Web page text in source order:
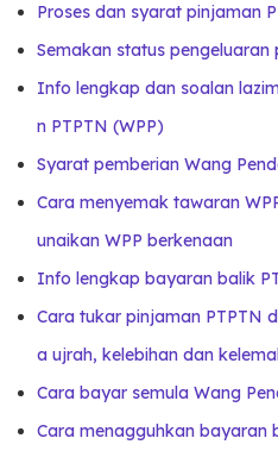
Proses dan syarat pinjaman
Semakan status pengeluaran
Info lengkap dan soalan
n PTPTN (WPP)
Syarat pemberian Wang
Cara menyemak tawaran
unaikan WPP berkenaan
Info lengkap bayaran balik
Cara tukar pinjaman PTPTN
a ujrah, kelebihan dan
Cara bayar semula Wang
Cara menagguhkan bayaran